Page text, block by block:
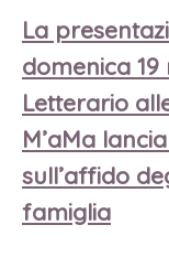
La
domenica
Letterario
M’aMa
sull’affido
famiglia